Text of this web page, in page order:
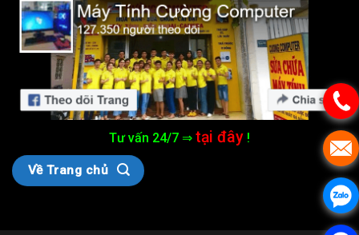
Tư vấn 24/7 ⇒ tại đây !
Về Trang chủ